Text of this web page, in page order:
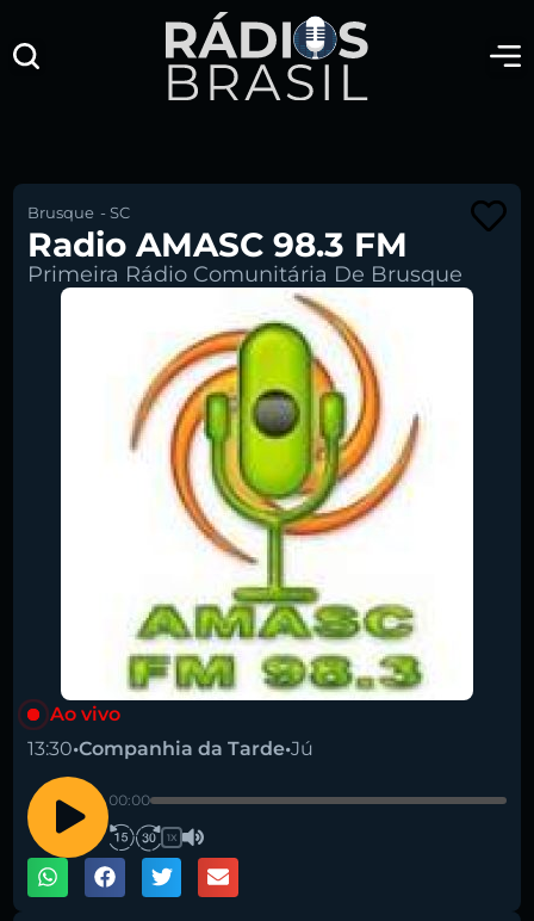
Brusque -SC
Radio AMASC 98.3 FM
Primeira Rádio Comunitária De Brusque
Ao vivo
13:30•Companhia da Tarde•Jú
00:00
1X